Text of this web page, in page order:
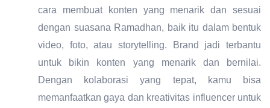
cara membuat konten yang menarik dan sesuai
dengan suasana Ramadhan, baik itu dalam bentuk
video, foto, atau storytelling. Brand jadi terbantu
untuk bikin konten yang menarik dan bernilai.
Dengan kolaborasi yang tepat, kamu bisa
memanfaatkan gaya dan kreativitas influencer untuk